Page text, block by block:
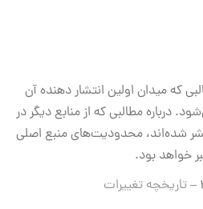
که میدان اولین انتشار دهنده آن
درباره مطالبی که از منابع دیگر در
شده‌اند، محدودیت‌های منبع اصلی
خواهد بود.
تاریخچه تغییرات